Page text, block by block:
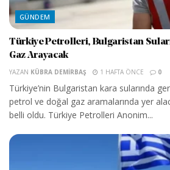
GÜNDEM
Türkiye Petrolleri, Bulgaristan
Gaz Arayacak
YAZAN KÜBRA DEMIRBAŞ 1 HAFTA ÖNCE 0
Türkiye’nin Bulgaristan kara sularında
petrol ve doğal gaz aramalarında yer
belli oldu. Türkiye Petrolleri Anonim...